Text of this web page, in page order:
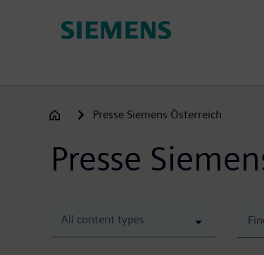
hovedindhold
Presse Siemens Österreich
Presse
All content types